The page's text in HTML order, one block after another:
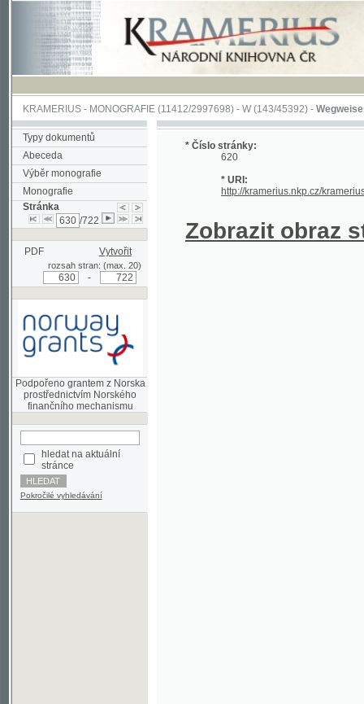
KRAMERIUS-MONOGRAFIE(11412/2997698) -W (143/45392)-Wegweiser durch
Typy dokumentů
Abeceda
Výběr monografie
Monografie
Stránka
/722
PDF Vytvořit
rozsah stran: (max. 20)
Podpořeno grantem z Norska
prostřednictvím Norského
hledat na aktuální
stránce
Pokročilé vyhledávání
* Číslo stránky:
620
* URI:
http://kramerius.nkp.cz/kramerius/